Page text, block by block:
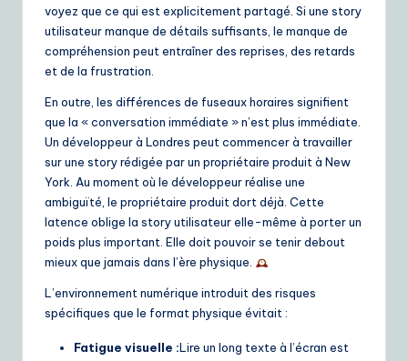
voyez que ce qui est explicitement partagé. Si une story
utilisateur manque de détails suffisants, le manque de
compréhension peut entraîner des reprises, des retards
et de la frustration.
En outre, les différences de fuseaux horaires signifient
que la « conversation immédiate » n’est plus immédiate.
Un développeur à Londres peut commencer à travailler
sur une story rédigée par un propriétaire produit à New
York. Au moment où le développeur réalise une
ambiguïté, le propriétaire produit dort déjà. Cette
latence oblige la story utilisateur elle-même à porter un
poids plus important. Elle doit pouvoir se tenir debout
mieux que jamais dans l’ère physique.
L’environnement numérique introduit des risques
spécifiques que le format physique évitait :
Fatigue visuelle :Lire un long texte à l’écran est